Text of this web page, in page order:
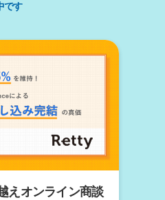
です
えオンライン商談